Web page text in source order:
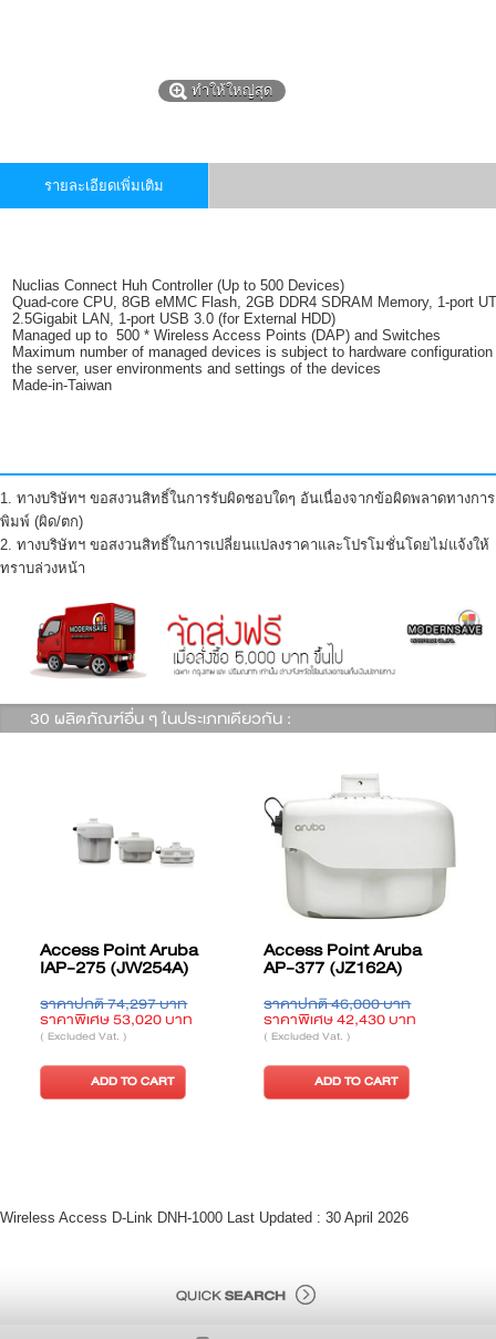
ทำให้ใหญ่สุด
รายละเอียดเพิ่มเติม
Nuclias Connect Huh Controller (Up to 500 Devices)
Quad-core CPU, 8GB eMMC Flash, 2GB DDR4 SDRAM Memory, 1-port
2.5Gigabit LAN, 1-port USB 3.0 (for External HDD)
Managed up to 500 * Wireless Access Points (DAP) and Switches
Maximum number of managed devices is subject to hardware
the server, user environments and settings of the devices
Made-in-Taiwan
1. ทางบริษัทฯ ขอสงวนสิทธิ์ในการรับผิดชอบใดๆ อันเนื่องจากข้อผิดพลาดทางการ
พิมพ์ (ผิด/ตก)
2. ทางบริษัทฯ ขอสงวนสิทธิ์ในการเปลี่ยนแปลงราคาและโปรโมชั่นโดยไม่แจ้งให้
ทราบล่วงหน้า
30 ผลิตภัณฑ์อื่น ๆ ในประเภทเดียวกัน :
Access Point Aruba
IAP-275 (JW254A)
ราคาปกติ 74,297 บาท
ราคาพิเศษ 53,020 บาท
( Excluded Vat. )
ADD TO CART
Access Point Aruba
AP-377 (JZ162A)
ราคาปกติ 46,000 บาท
ราคาพิเศษ 42,430 บาท
( Excluded Vat. )
ADD TO CART
Wireless Access D-Link DNH-1000 Last Updated : 30 April 2026